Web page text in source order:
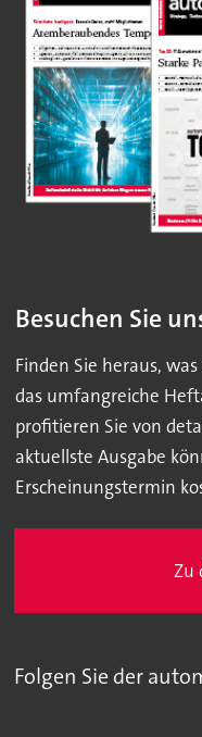
Besuchen Sie
Finden Sie heraus,
das umfangreiche
profitieren Sie von
aktuellste Ausgabe
Erscheinungstermin
Zu
Folgen Sie der